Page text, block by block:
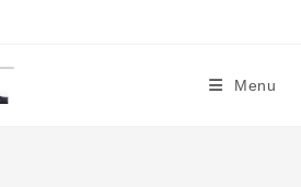
Menu